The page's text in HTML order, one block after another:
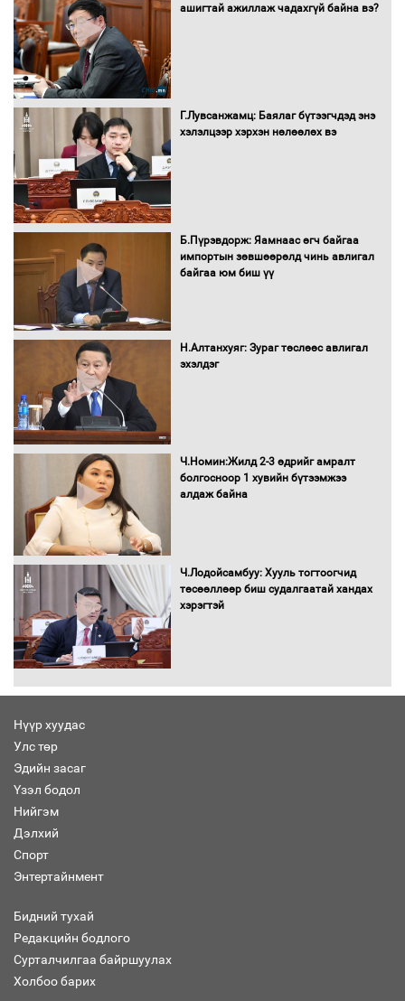
Нөөцийн махны худалдаа,
Монгол Улс “COP17”-д “Тал хээрийн
төлөвлөгөө”-гөө танилцуулна
худалдан авах журмыг баталлаа
шилжиж, найр наадам, зөвлөгөөн,
гадаад томилолтыг хориглолоо
ашигтай ажиллаж чадахгүй байна вэ?
Г.Лувсанжамц: Баялаг бүтээгчдэд энэ
хэлэлцээр хэрхэн нөлөөлөх вэ
Б.Пүрэвдорж: Яамнаас өгч байгаа
импортын зөвшөөрөлд чинь авлигал
байгаа юм биш үү
Н.Алтанхуяг: Зураг төслөөс авлигал
эхэлдэг
Ч.Номин:Жилд 2-3 өдрийг амралт
болгосноор 1 хувийн бүтээмжээ
алдаж байна
Ч.Лодойсамбуу: Хууль тогтоогчид
төсөөллөөр биш судалгаатай хандах
хэрэгтэй
Нүүр хуудас
Улс төр
Эдийн засаг
Үзэл бодол
Нийгэм
Дэлхий
Спорт
Энтертайнмент
Бидний тухай
Редакцийн бодлого
Сурталчилгаа байршуулах
Холбоо барих